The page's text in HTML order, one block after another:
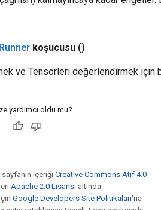
Runner koşucusu ()
ve Tensörleri değerlendirmek için
yardımcı oldu mu?
içeriği Creative Commons Atıf 4.0
Apache 2.0 Lisansı altında
Google Developers Site Politikaları'na